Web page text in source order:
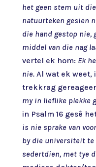
het geen stem uit
natuurteken gesien
die hand gestop nie,
middel van die nag
vertel ek hom: Ek
nie. Al wat ek weet,
trekkrag
my in lieflike plekke
in Psalm 16 gesê
is nie sprake van
by die universiteit te
sedertdien, met tye